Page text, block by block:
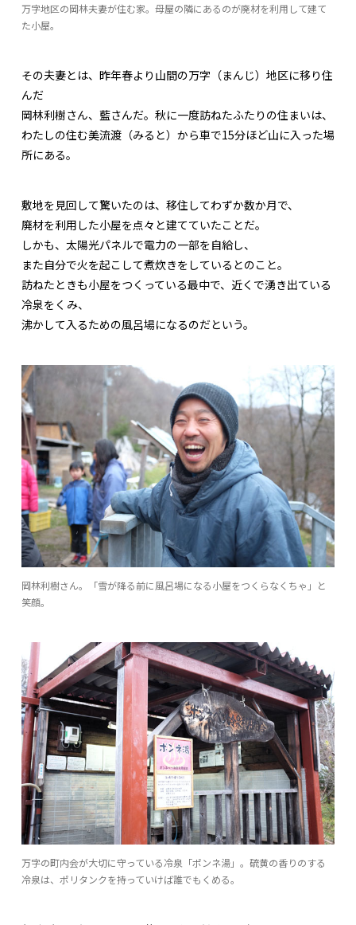
万字地区の岡林夫妻が住む家。母屋の隣にあるのが廃材を利用して建て
た小屋。
その夫妻とは、昨年春より山間の万字（まんじ）地区に移り住
んだ
岡林利樹さん、藍さんだ。秋に一度訪ねたふたりの住まいは、
わたしの住む美流渡（みると）から車で15分ほど山に入った場
所にある。
敷地を見回して驚いたのは、移住してわずか数か月で、
廃材を利用した小屋を点々と建てていたことだ。
しかも、太陽光パネルで電力の一部を自給し、
また自分で火を起こして煮炊きをしているとのこと。
訪ねたときも小屋をつくっている最中で、近くで湧き出ている
冷泉をくみ、
沸かして入るための風呂場になるのだという。
岡林利樹さん。「雪が降る前に風呂場になる小屋をつくらなくちゃ」と
笑顔。
万字の町内会が大切に守っている冷泉「ポンネ湯」。硫黄の香りのする
冷泉は、ポリタンクを持っていけば誰でもくめる。